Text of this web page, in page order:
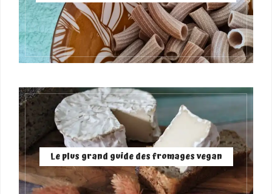
Le plus grand guide des fromages vegan